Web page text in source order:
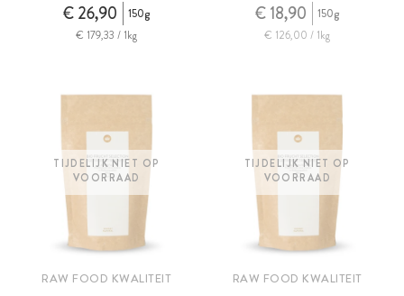
€ 26,90
150g
€ 179,33 / 1kg
€ 18,90
150g
€ 126,00 / 1kg
TIJDELIJK NIET OP
VOORRAAD
RAW FOOD KWALITEIT
TIJDELIJK NIET OP
VOORRAAD
RAW FOOD KWALITEIT